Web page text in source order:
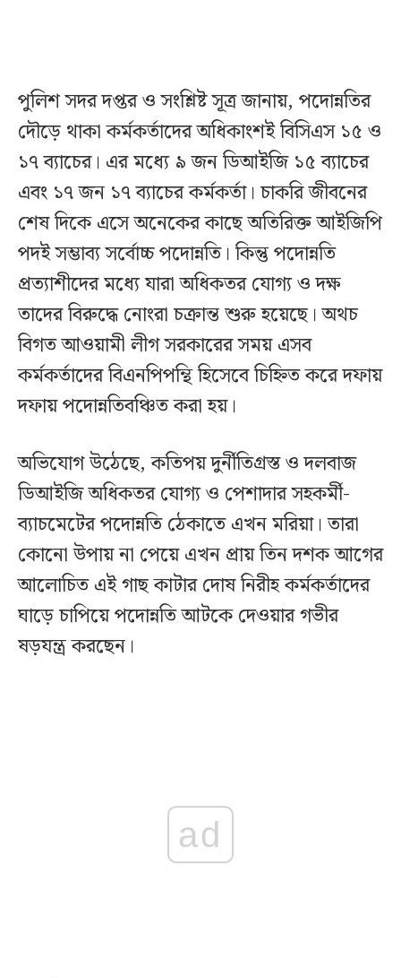
পুলিশ সদর দপ্তর ও সংশ্লিষ্ট সূত্র জানায়, পদোন্নতির
দৌড়ে থাকা কর্মকর্তাদের অধিকাংশই বিসিএস ১৫ ও
১৭ ব্যাচের। এর মধ্যে ৯ জন ডিআইজি ১৫ ব্যাচের
এবং ১৭ জন ১৭ ব্যাচের কর্মকর্তা। চাকরি জীবনের
শেষ দিকে এসে অনেকের কাছে অতিরিক্ত আইজিপি
পদই সম্ভাব্য সর্বোচ্চ পদোন্নতি। কিন্তু পদোন্নতি
প্রত্যাশীদের মধ্যে যারা অধিকতর যোগ্য ও দক্ষ
তাদের বিরুদ্ধে নোংরা চক্রান্ত শুরু হয়েছে। অথচ
বিগত আওয়ামী লীগ সরকারের সময় এসব
কর্মকর্তাদের বিএনপিপন্থি হিসেবে চিহ্নিত করে দফায়
দফায় পদোন্নতিবঞ্চিত করা হয়।
অভিযোগ উঠেছে, কতিপয় দুর্নীতিগ্রস্ত ও দলবাজ
ডিআইজি অধিকতর যোগ্য ও পেশাদার সহকর্মী-
ব্যাচমেটের পদোন্নতি ঠেকাতে এখন মরিয়া। তারা
কোনো উপায় না পেয়ে এখন প্রায় তিন দশক আগের
আলোচিত এই গাছ কাটার দোষ নিরীহ কর্মকর্তাদের
ঘাড়ে চাপিয়ে পদোন্নতি আটকে দেওয়ার গভীর
ষড়যন্ত্র করছেন।
ad